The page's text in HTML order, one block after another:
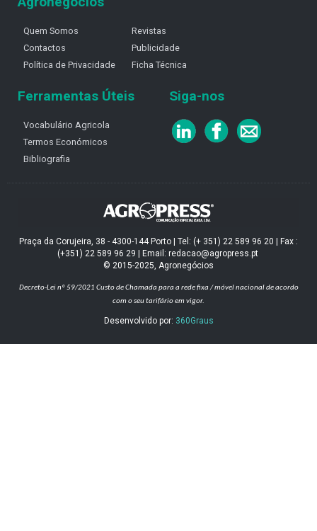
Quem Somos
Contactos
Política de Privacidade
Revistas
Publicidade
Ficha Técnica
Ferramentas Úteis
Vocabulário Agricola
Termos Económicos
Bibliografia
Siga-nos
Praça da Corujeira, 38 - 4300-144 Porto | Tel: (+ 351) 22 589 96 20 | Fax :
(+351) 22 589 96 29 | Email: redacao@agropress.pt
© 2015-2025, Agronegócios
Decreto-Lei nº 59/2021 Custo de Chamada para a rede fixa / móvel nacional de acordo
com o seu tarifário em vigor.
Desenvolvido por: 360Graus